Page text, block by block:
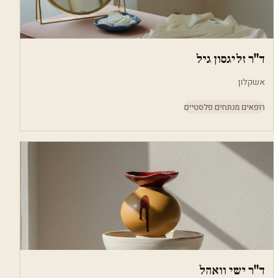
ד"ר זליגסון גיל
אשקלון
רופאים מנתחים פלסטיים
ד"ר ישי וואהל